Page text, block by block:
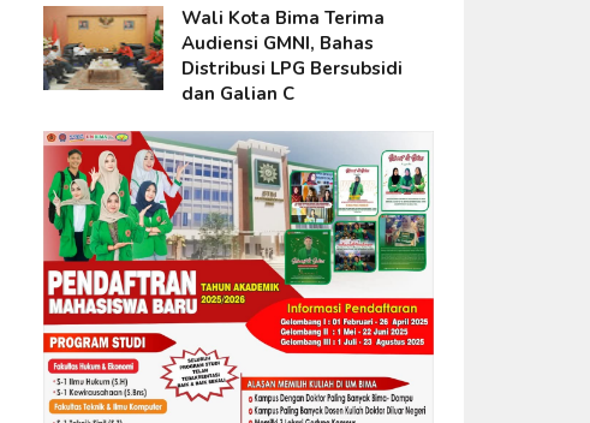
Wali Kota Bima Terima
Audiensi GMNI, Bahas
Distribusi LPG Bersubsidi
dan Galian C